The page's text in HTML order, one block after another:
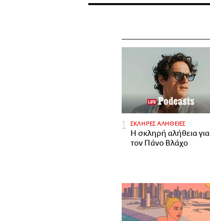
ΣΚΛΗΡΕΣ ΑΛΗΘΕΙΕΣ
H σκληρή αλήθεια για
τον Πάνο Βλάχο